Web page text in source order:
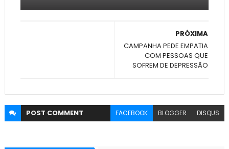
PRÓXIMA
CAMPANHA PEDE EMPATIA
COM PESSOAS QUE
SOFREM DE DEPRESSÃO
POST COMMENT FACEBOOK BLOGGER DISQUS